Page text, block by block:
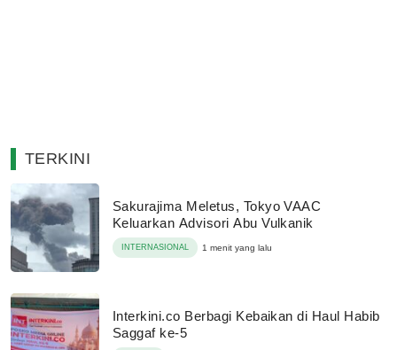
TERKINI
Sakurajima Meletus, Tokyo VAAC
Keluarkan Advisori Abu Vulkanik
INTERNASIONAL 1 menit yang lalu
Interkini.co Berbagi Kebaikan di Haul Habib
Saggaf ke-5